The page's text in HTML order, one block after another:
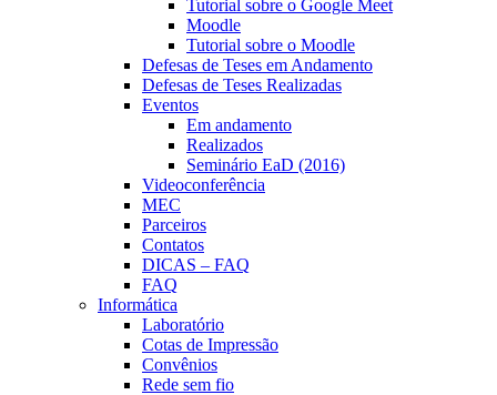
Tutorial sobre o Google Meet
Moodle
Tutorial sobre o Moodle
Defesas de Teses em Andamento
Defesas de Teses Realizadas
Eventos
Em andamento
Realizados
Seminário EaD (2016)
Videoconferência
MEC
Parceiros
Contatos
DICAS – FAQ
FAQ
Informática
Laboratório
Cotas de Impressão
Convênios
Rede sem fio